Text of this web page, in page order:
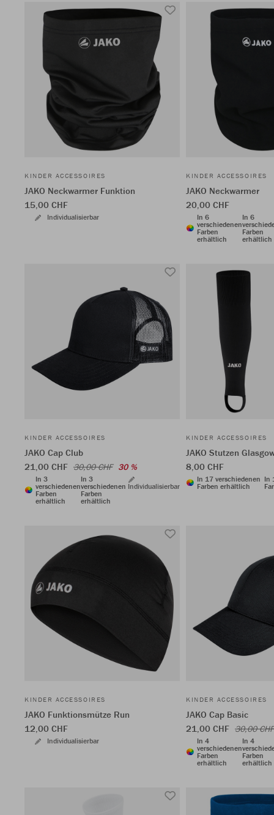
KINDER ACCESSOIRES
JAKO Neckwarmer Funktion
15,00 CHF
Individualisierbar
KINDER ACCESSOIRES
JAKO Neckwarmer
20,00 CHF
In 6
verschiedenen
Farben
erhältlich
In 6
Farben
erhältlich
KINDER ACCESSOIRES
JAKO Cap Club
21,00 CHF 30,00 CHF 30 %
In 3
verschiedenen
Farben
erhältlich
In 3
verschiedenen
Farben
erhältlich
Individualisierbar
KINDER ACCESSOIRES
JAKO Stutzen
8,00 CHF
In 17 verschiedenen
Farben erhältlich
In
KINDER ACCESSOIRES
JAKO Funktionsmütze Run
12,00 CHF
Individualisierbar
KINDER ACCESSOIRES
JAKO Cap Basic
21,00 CHF 30,00 CHF
In 4
verschiedenen
Farben
erhältlich
In 4
Farben
erhältlich